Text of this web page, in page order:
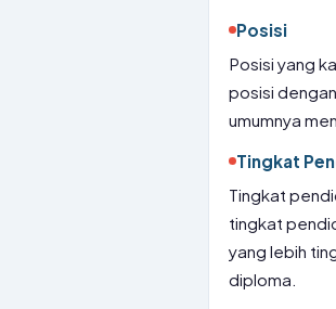
Posisi
Posisi yang
posisi
umumnya
Tingkat
Tingkat
tingkat
yang lebih
diploma.